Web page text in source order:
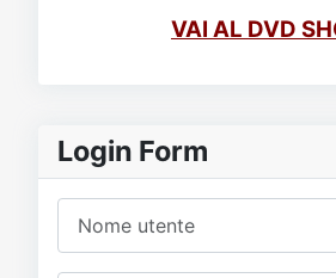
Forum
VAI AL DVD
Login Form